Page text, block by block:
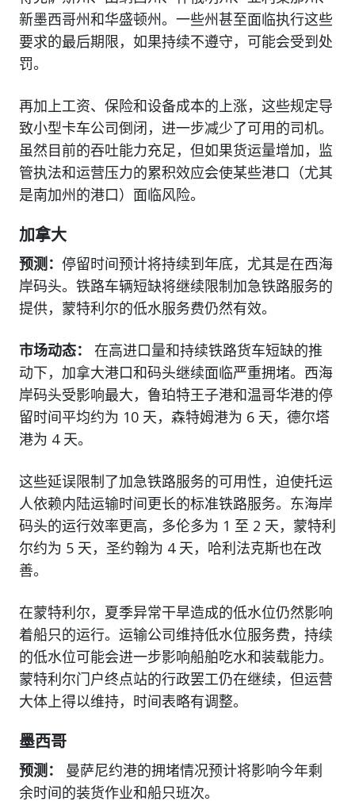
新墨西哥州和华盛顿州。一些州甚至面临执行这些
要求的最后期限，如果持续不遵守，可能会受到处
罚。
再加上工资、保险和设备成本的上涨，这些规定导
致小型卡车公司倒闭，进一步减少了可用的司机。
虽然目前的吞吐能力充足，但如果货运量增加，监
管执法和运营压力的累积效应会使某些港口（尤其
是南加州的港口）面临风险。
加拿大
预测： 停留时间预计将持续到年底，尤其是在西海
岸码头。铁路车辆短缺将继续限制加急铁路服务的
提供，蒙特利尔的低水服务费仍然有效。
市场动态： 在高进口量和持续铁路货车短缺的推
动下，加拿大港口和码头继续面临严重拥堵。西海
岸码头受影响最大，鲁珀特王子港和温哥华港的停
留时间平均约为 10 天，森特姆港为 6 天，德尔塔
港为 4 天。
这些延误限制了加急铁路服务的可用性，迫使托运
人依赖内陆运输时间更长的标准铁路服务。东海岸
码头的运行效率更高，多伦多为 1 至 2 天，蒙特利
尔约为 5 天，圣约翰为 4 天，哈利法克斯也在改
善。
在蒙特利尔，夏季异常干旱造成的低水位仍然影响
着船只的运行。运输公司维持低水位服务费，持续
的低水位可能会进一步影响船舶吃水和装载能力。
蒙特利尔门户终点站的行政罢工仍在继续，但运营
大体上得以维持，时间表略有调整。
墨西哥
预测： 曼萨尼约港的拥堵情况预计将影响今年剩
余时间的装货作业和船只班次。